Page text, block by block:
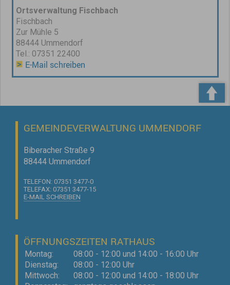
Ortsverwaltung Fischbach
Fischbach
Zur Mühle 5
88444 Ummendorf
Tel.: 07351 22400
E-Mail schreiben
GEMEINDEVERWALTUNG UMMENDORF
Biberacher Straße 9
88444 Ummendorf
TELEFON: 07351 3477-0
TELEFAX: 07351 3477-15
E-MAIL SCHREIBEN
ÖFFNUNGSZEITEN RATHAUS
Montag:
08:00 - 12:00 und 14:00 - 16:00 Uhr
Dienstag:
08:00 - 12:00 Uhr
Mittwoch:
08:00 - 12:00 und 14:00 - 18:00 Uhr